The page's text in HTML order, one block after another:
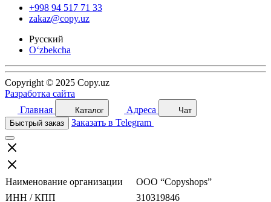
+998 94 517 71 33
zakaz@copy.uz
Русский
O‘zbekcha
Copyright © 2025 Copy.uz
Разработка сайта
Главная
Каталог Адреса
Чат
Быстрый заказ
Заказать в Telegram
Наименование организации
ООО “Copyshops”
ИНН / КПП
310319846